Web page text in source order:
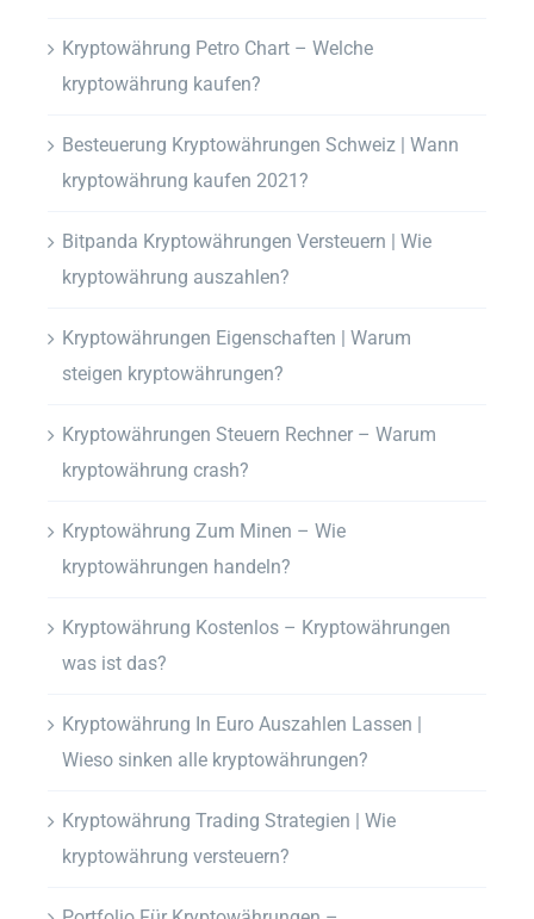
Kryptowährung Petro Chart – Welche
kryptowährung kaufen?
Besteuerung Kryptowährungen Schweiz | Wann
kryptowährung kaufen 2021?
Bitpanda Kryptowährungen Versteuern | Wie
kryptowährung auszahlen?
Kryptowährungen Eigenschaften | Warum
steigen kryptowährungen?
Kryptowährungen Steuern Rechner – Warum
kryptowährung crash?
Kryptowährung Zum Minen – Wie
kryptowährungen handeln?
Kryptowährung Kostenlos – Kryptowährungen
was ist das?
Kryptowährung In Euro Auszahlen Lassen |
Wieso sinken alle kryptowährungen?
Kryptowährung Trading Strategien | Wie
kryptowährung versteuern?